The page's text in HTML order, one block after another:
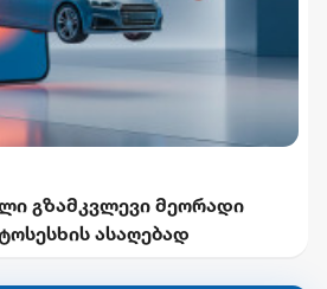
გზამკვლევი მეორადი
ასაღებად